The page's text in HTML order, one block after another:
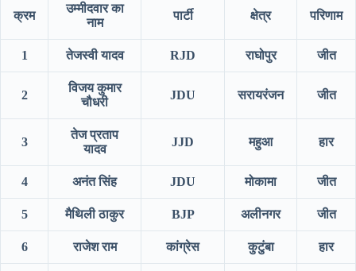
क्रम
उम्मीदवार का
नाम
पार्टी क्षेत्र परिणाम
1 तेजस्वी यादव RJD राघोपुर जीत
2
विजय कुमार
चौधरी
JDU सरायरंजन जीत
3
तेज प्रताप
यादव
JJD महुआ हार
4 अनंत सिंह JDU मोकामा जीत
5 मैथिली ठाकुर BJP अलीनगर जीत
6 राजेश राम कांग्रेस कुटुंबा हार